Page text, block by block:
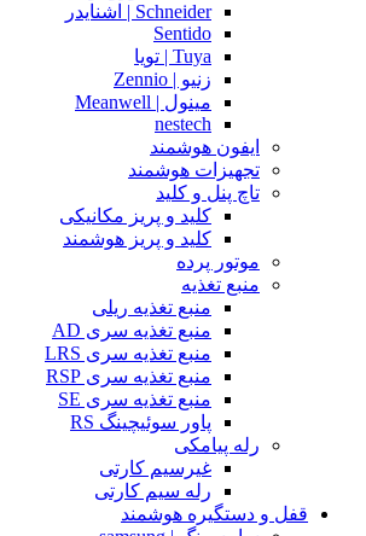
Schneider | اشنایدر
Sentido
Tuya | تویا
زنیو | Zennio
مینول | Meanwell
nestech
ایفون هوشمند
تجهیزات هوشمند
تاچ پنل و کلید
کلید و پریز مکانیکی
کلید و پریز هوشمند
موتور پرده
منبع تغذیه
منبع تغذیه ریلی
منبع تغذیه سری AD
منبع تغذیه سری LRS
منبع تغذیه سری RSP
منبع تغذیه سری SE
پاور سوئیچینگ RS
رله پیامکی
غیرسیم کارتی
رله سیم کارتی
قفل و دستگیره هوشمند